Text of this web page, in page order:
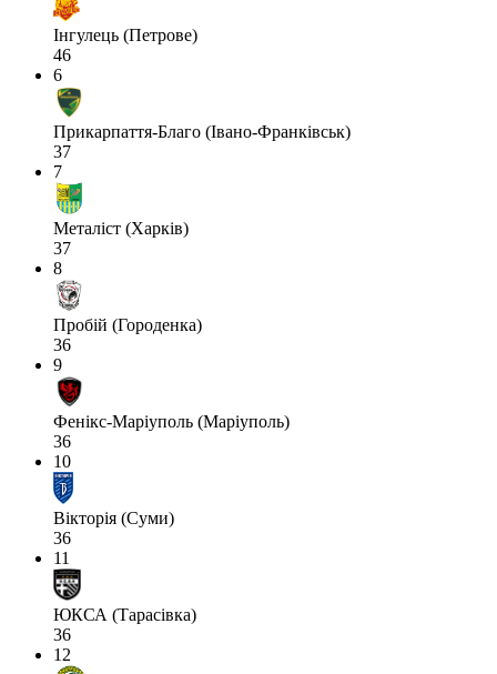
Інгулець (Петрове)
46
6
Прикарпаття-Благо (Івано-Франківськ)
37
7
Металіст (Харків)
37
8
Пробій (Городенка)
36
9
Фенікс-Маріуполь (Маріуполь)
36
10
Вікторія (Суми)
36
11
ЮКСА (Тарасівка)
36
12